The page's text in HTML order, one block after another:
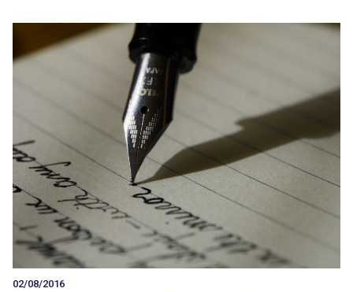
02/08/2016